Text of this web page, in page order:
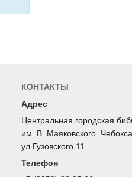
КОНТАКТЫ
Адрес
Центральная городская
им. В. Маяковского.
ул.Гузовского,11
Телефон